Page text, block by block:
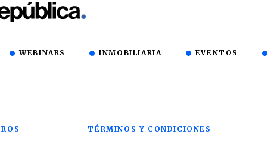
WEBINARS INMOBILIARIA EVENTOS
TÉRMINOS Y CONDICIONES